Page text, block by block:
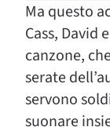
Ma questo
Cass, David
canzone,
serate
servono
suonare